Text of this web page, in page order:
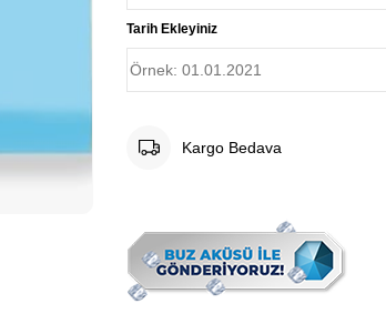
Tarih Ekleyiniz
Kargo Bedava